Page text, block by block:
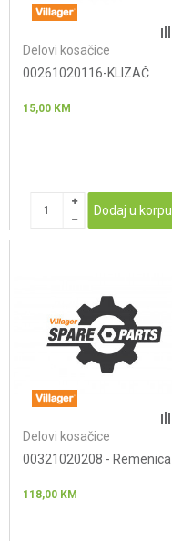
Delovi kosačice
00261020116-KLIZAČ
15,00 KM
Dodaj u korpu
Delovi kosačice
00321020208 - Remenica
118,00 KM